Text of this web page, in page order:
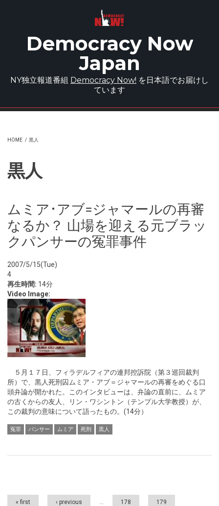
Democracy Now
Japan
NY独立報道番組 Democracy Now! を日本語でお届けし
ています
HOME / 黒人
黒人
ムミア･アブ=ジャマールの再審
なるか？ 山場を迎える元ブラッ
クパンサーの冤罪事件
2007/5/15(Tue)
4
再生時間: 14分
Video Image:
５月１７日、フィラデルフィアの連邦控訴院（第３巡回裁判
所）で、黒人死刑囚ムミア・アブ＝ジャマールの再審をめぐる口
頭弁論が開かれた。このインタビューは、弁論の直前に、ムミア
の古くからの友人、リン・ワシントン（テンプル大学教授）が、
この裁判の意味について語ったもの。(14分）
冤罪 パンサー ムミア 死刑 黒人
Pages
« first ‹ previous … 178 179